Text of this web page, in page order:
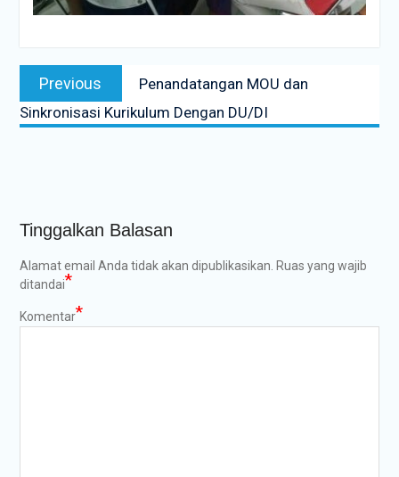
Navigasi
posPrevious
post:
Penandatangan MOU dan
Sinkronisasi Kurikulum Dengan DU/DI
Tinggalkan Balasan
Alamat email Anda tidak akan dipublikasikan. Ruas yang wajib
ditandai*
Komentar*